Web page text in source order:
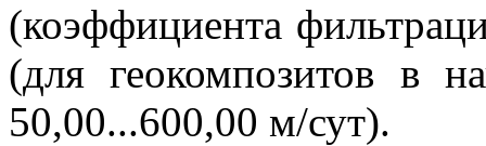
(коэффициента
(для геокомпозитов в
50,00...600,00 м/сут).